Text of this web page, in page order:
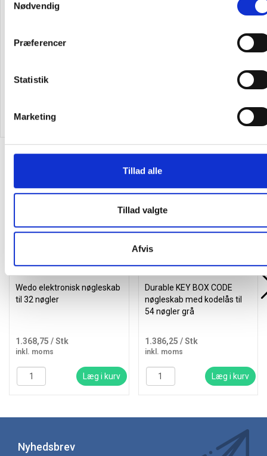
Nødvendig
Præferencer
Statistik
Marketing
Tillad alle
Tillad valgte
Afvis
skrivefelt og O-ring gul
38,69/ Pose
Læg i kurv
Alternativer til varen
Køb mere og spar
Gratis levering
Wedo elektronisk nøgleskab
til 32 nøgler
1.368,75 / Stk
inkl. moms
Læg i kurv
Køb mere og spar
Gratis levering
Durable KEY BOX CODE
nøgleskab med kodelås til
54 nøgler grå
1.386,25 / Stk
inkl. moms
Læg i kurv
Nyhedsbrev